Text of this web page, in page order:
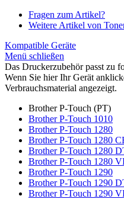
Fragen zum Artikel?
Weitere Artikel von
Kompatible Geräte
Menü schließen
Das Druckerzubehör passt zu
Wenn Sie hier Ihr Gerät
Verbrauchsmaterial angezeigt.
Brother P-Touch (PT)
Brother P-Touch 1010
Brother P-Touch 1280
Brother P-Touch 1280
Brother P-Touch 1280
Brother P-Touch 1280
Brother P-Touch 1290
Brother P-Touch 1290
Brother P-Touch 1290